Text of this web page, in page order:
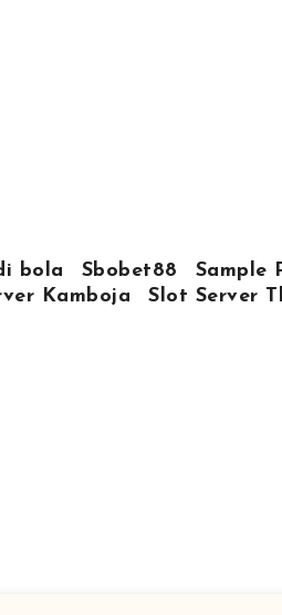
bola Sbobet88 Sample
Kamboja
Slot Server